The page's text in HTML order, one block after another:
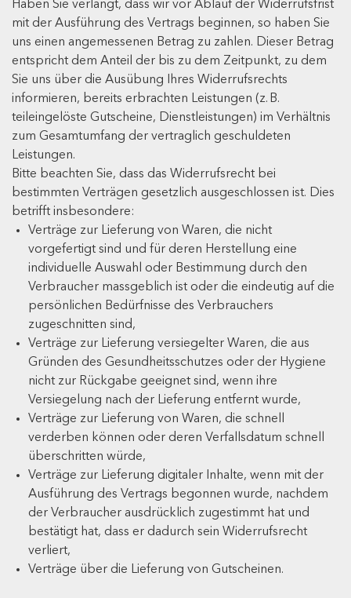
Haben Sie verlangt, dass wir vor Ablauf der Widerrufsfrist
mit der Ausführung des Vertrags beginnen, so haben Sie
uns einen angemessenen Betrag zu zahlen. Dieser Betrag
entspricht dem Anteil der bis zu dem Zeitpunkt, zu dem
Sie uns über die Ausübung Ihres Widerrufsrechts
informieren, bereits erbrachten Leistungen (z. B.
teileingelöste Gutscheine, Dienstleistungen) im Verhältnis
zum Gesamtumfang der vertraglich geschuldeten
Leistungen.
Bitte beachten Sie, dass das Widerrufsrecht bei
bestimmten Verträgen gesetzlich ausgeschlossen ist. Dies
betrifft insbesondere:
Verträge zur Lieferung von Waren, die nicht
vorgefertigt sind und für deren Herstellung eine
individuelle Auswahl oder Bestimmung durch den
Verbraucher massgeblich ist oder die eindeutig auf die
persönlichen Bedürfnisse des Verbrauchers
zugeschnitten sind,
Verträge zur Lieferung versiegelter Waren, die aus
Gründen des Gesundheitsschutzes oder der Hygiene
nicht zur Rückgabe geeignet sind, wenn ihre
Versiegelung nach der Lieferung entfernt wurde,
Verträge zur Lieferung von Waren, die schnell
verderben können oder deren Verfallsdatum schnell
überschritten würde,
Verträge zur Lieferung digitaler Inhalte, wenn mit der
Ausführung des Vertrags begonnen wurde, nachdem
der Verbraucher ausdrücklich zugestimmt hat und
bestätigt hat, dass er dadurch sein Widerrufsrecht
verliert,
Verträge über die Lieferung von Gutscheinen.